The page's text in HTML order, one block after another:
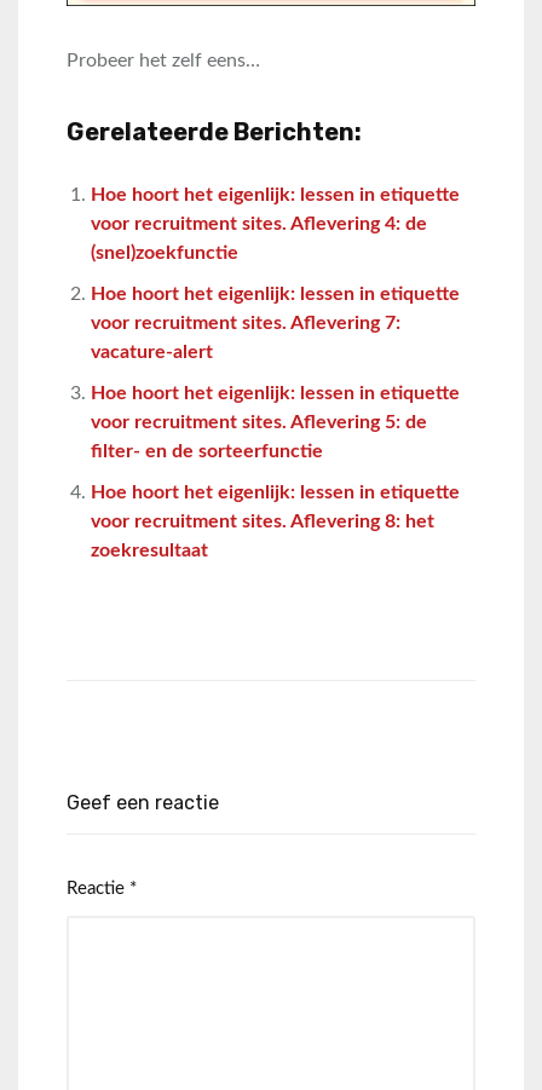
Probeer het zelf eens…
Gerelateerde Berichten:
Hoe hoort het eigenlijk: lessen in etiquette
voor recruitment sites. Aflevering 4: de
(snel)zoekfunctie
Hoe hoort het eigenlijk: lessen in etiquette
voor recruitment sites. Aflevering 7:
vacature-alert
Hoe hoort het eigenlijk: lessen in etiquette
voor recruitment sites. Aflevering 5: de
filter- en de sorteerfunctie
Hoe hoort het eigenlijk: lessen in etiquette
voor recruitment sites. Aflevering 8: het
zoekresultaat
Geef een reactie
Reactie *